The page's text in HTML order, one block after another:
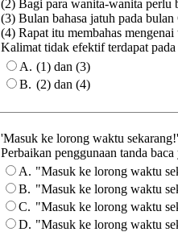
(2) Bagi para wanita-wanita
(3) Bulan bahasa jatuh pada bulan
(4) Rapat itu membahas
Kalimat tidak efektif terdapat
A. (1) dan (3)
B. (2) dan (4)
'Masuk ke lorong waktu
Perbaikan penggunaan tanda
A. "Masuk ke lorong waktu
B. "Masuk ke lorong waktu
C. "Masuk ke lorong waktu
D. "Masuk ke lorong waktu